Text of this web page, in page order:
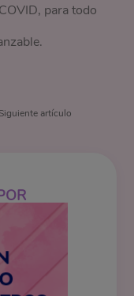
para todo
Siguiente artículo